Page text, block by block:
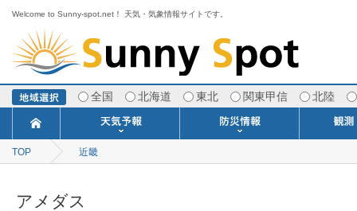
Welcome to Sunny-spot.net！ 天気・気象情報サイトです。
全国 北海道 東北 関東甲信 北陸
今日明日の天気
ポイント予報
週間天気予報
寒・暖候期予報
TOP 近畿
アメダス